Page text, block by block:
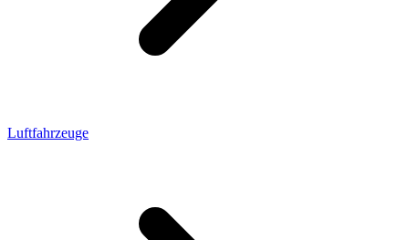
Luftfahrzeuge